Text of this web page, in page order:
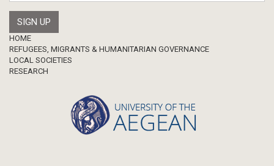
Footer
HOME
REFUGEES, MIGRANTS & HUMANITARIAN GOVERNANCE
LOCAL SOCIETIES
RESEARCH